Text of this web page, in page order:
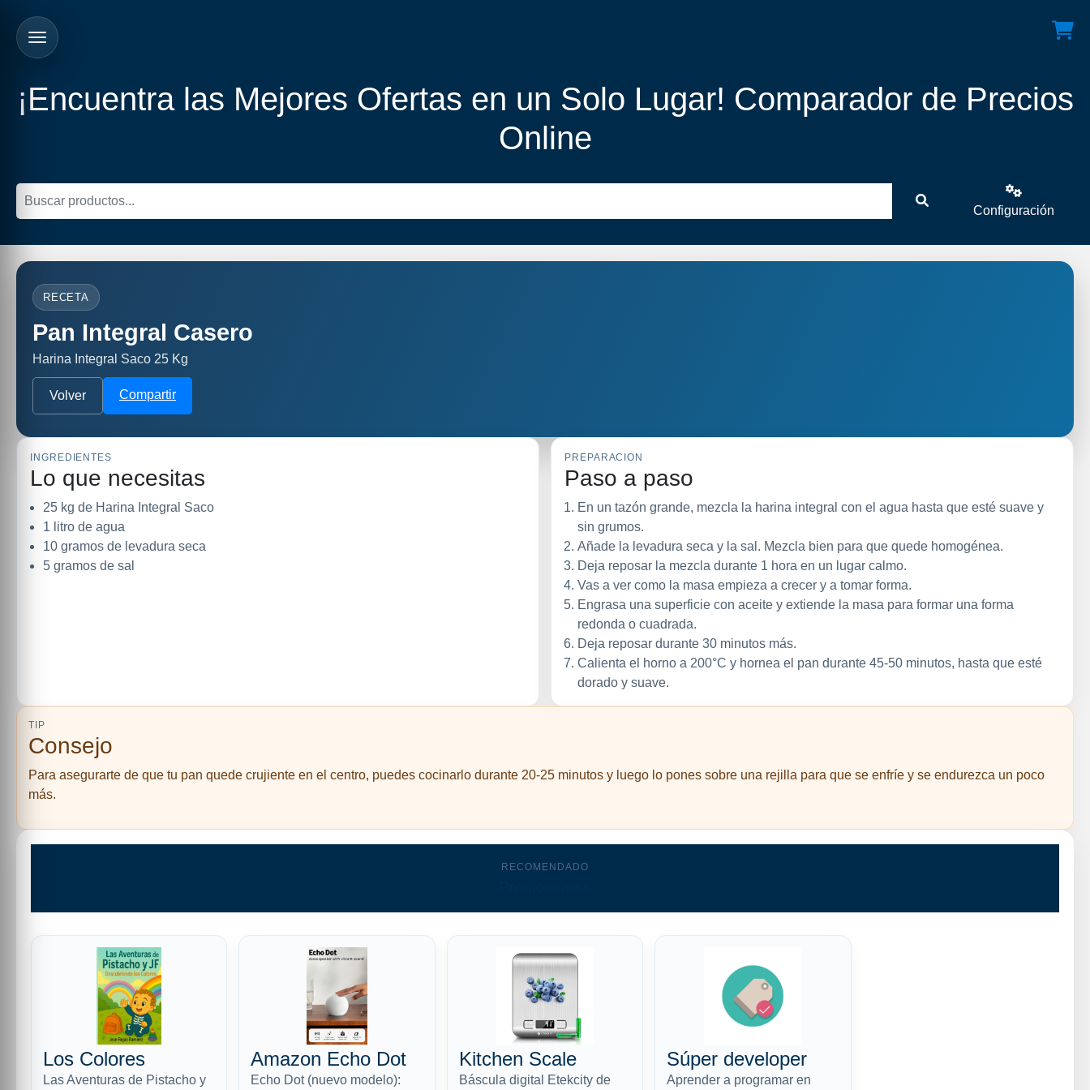
¡Encuentra las Mejores Ofertas en un Solo Lugar! Comparador de Precios
Online
Configuración
RECETA
Pan Integral Casero
Harina Integral Saco 25 Kg
Volver Compartir
INGREDIENTES
Lo que necesitas
25 kg de Harina Integral Saco
1 litro de agua
10 gramos de levadura seca
5 gramos de sal
PREPARACION
Paso a paso
En un tazón grande, mezcla la harina integral con el agua hasta que esté suave y
sin grumos.
Añade la levadura seca y la sal. Mezcla bien para que quede homogénea.
Deja reposar la mezcla durante 1 hora en un lugar calmo.
Vas a ver como la masa empieza a crecer y a tomar forma.
Engrasa una superficie con aceite y extiende la masa para formar una forma
redonda o cuadrada.
Deja reposar durante 30 minutos más.
Calienta el horno a 200°C y hornea el pan durante 45-50 minutos, hasta que esté
dorado y suave.
TIP
Consejo
Para asegurarte de que tu pan quede crujiente en el centro, puedes cocinarlo durante 20-25 minutos y luego lo pones sobre una rejilla para que se enfríe y se endurezca un poco
más.
RECOMENDADO
Los Colores
Las Aventuras de Pistacho y
Amazon Echo Dot
Echo Dot (nuevo modelo):
Kitchen Scale
Báscula digital Etekcity de
Súper developer
Aprender a programar en